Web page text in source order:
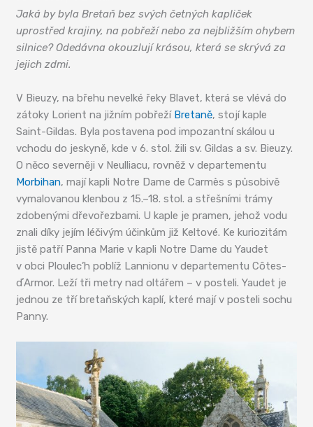
Jaká by byla Bretaň bez svých četných kapliček
uprostřed krajiny, na pobřeží nebo za nejbližším ohybem
silnice? Odedávna okouzlují krásou, která se skrývá za
jejich zdmi.
V Bieuzy, na břehu nevelké řeky Blavet, která se vlévá do
zátoky Lorient na jižním pobřeží Bretaně, stojí kaple
Saint-Gildas. Byla postavena pod impozantní skálou u
vchodu do jeskyně, kde v 6. stol. žili sv. Gildas a sv. Bieuzy.
O něco severněji v Neulliacu, rovněž v departementu
Morbihan, mají kapli Notre Dame de Carmès s působivě
vymalovanou klenbou z 15.–18. stol. a střešními trámy
zdobenými dřevořezbami. U kaple je pramen, jehož vodu
znali díky jejím léčivým účinkům již Keltové. Ke kuriozitám
jistě patří Panna Marie v kapli Notre Dame du Yaudet
v obci Ploulec’h poblíž Lannionu v departementu Côtes-
dʼArmor. Leží tři metry nad oltářem – v posteli. Yaudet je
jednou ze tří bretaňských kaplí, které mají v posteli sochu
Panny.